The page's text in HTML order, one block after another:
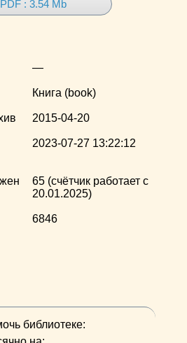
PDF : 3.54 Mb
—
Книга (book)
2015-04-20
2023-07-27 13:22:12
65 (счётчик работает с
20.01.2025)
6846
библиотеке: